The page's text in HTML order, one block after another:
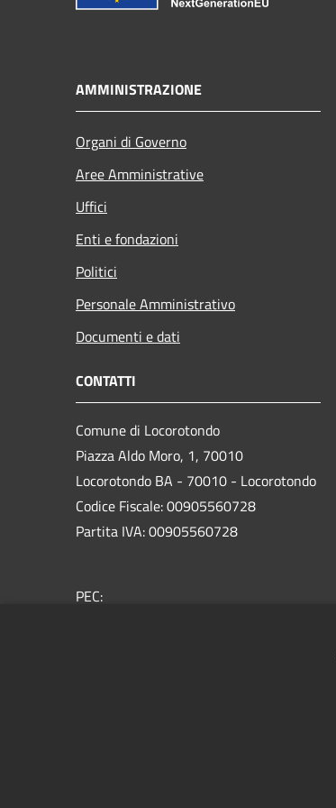
AMMINISTRAZIONE
Organi di Governo
Aree Amministrative
Uffici
Enti e fondazioni
Politici
Personale Amministrativo
Documenti e dati
CONTATTI
Comune di Locorotondo
Piazza Aldo Moro, 1, 70010
Locorotondo BA - 70010 - Locorotondo
Codice Fiscale: 00905560728
Partita IVA: 00905560728
PEC: